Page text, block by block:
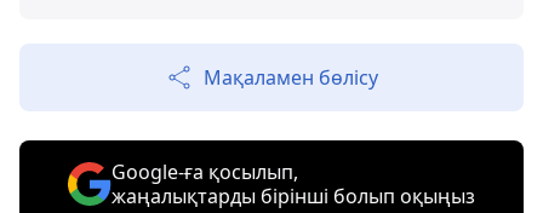
Мақаламен бөлісу
Google-ға қосылып,
жаңалықтарды бірінші болып оқыңыз